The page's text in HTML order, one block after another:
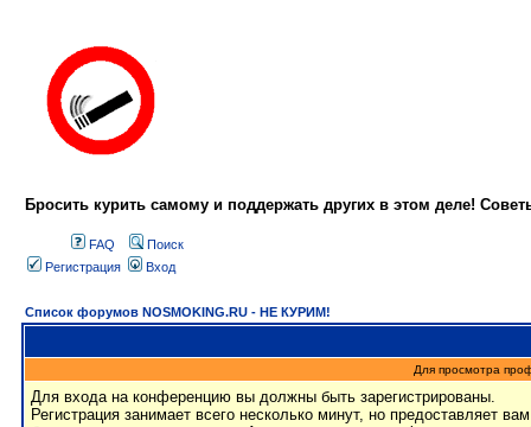
Бросить курить самому и поддержать других в этом деле!
FAQ
Поиск
Регистрация
Вход
Список форумов NOSMOKING.RU - НЕ КУРИМ!
Для просмотра
Для входа на конференцию вы должны быть зарегистрированы.
Регистрация занимает всего несколько минут, но предоставляет вам